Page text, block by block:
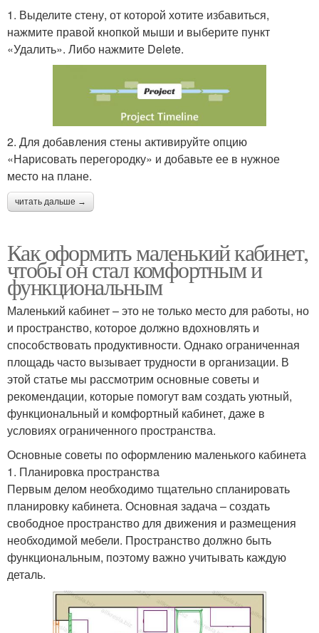
1. Выделите стену, от которой хотите избавиться,
нажмите правой кнопкой мыши и выберите пункт
«Удалить». Либо нажмите Delete.
2. Для добавления стены активируйте опцию
«Нарисовать перегородку» и добавьте ее в нужное
место на плане.
читать дальше →
Как оформить маленький кабинет,
чтобы он стал комфортным и
функциональным
Маленький кабинет – это не только место для работы, но
и пространство, которое должно вдохновлять и
способствовать продуктивности. Однако ограниченная
площадь часто вызывает трудности в организации. В
этой статье мы рассмотрим основные советы и
рекомендации, которые помогут вам создать уютный,
функциональный и комфортный кабинет, даже в
условиях ограниченного пространства.
Основные советы по оформлению маленького кабинета
1. Планировка пространства
Первым делом необходимо тщательно спланировать
планировку кабинета. Основная задача – создать
свободное пространство для движения и размещения
необходимой мебели. Пространство должно быть
функциональным, поэтому важно учитывать каждую
деталь.